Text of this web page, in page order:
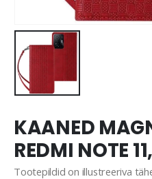
KAANED
REDMI NOTE
Tootepildid on illustreeriva